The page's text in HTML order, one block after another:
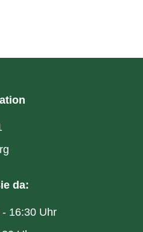
da:
16:30 Uhr